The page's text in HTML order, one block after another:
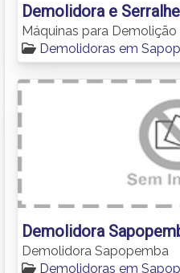
Demolidora e
Máquinas para
Demolidoras em
Demolidora
Demolidora Sapopemba
Demolidoras em